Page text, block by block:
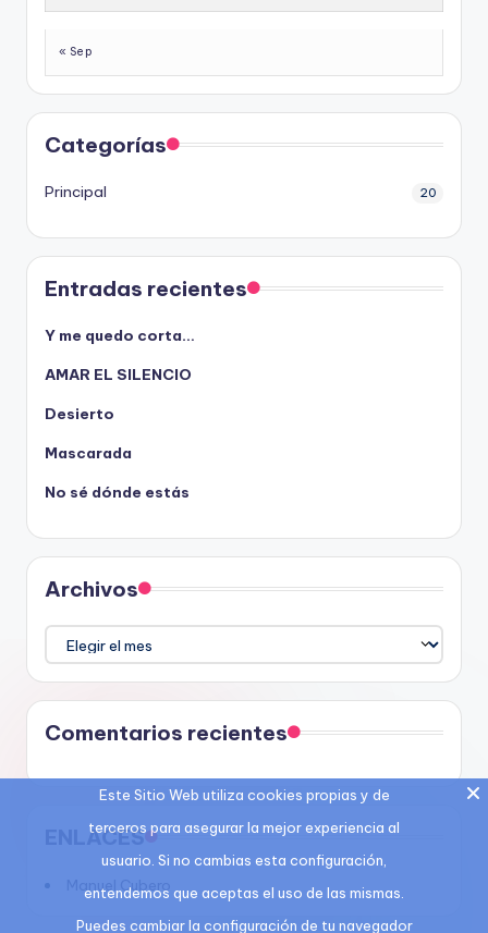
« Sep
Categorías
Principal 20
Entradas recientes
Y me quedo corta…
AMAR EL SILENCIO
Desierto
Mascarada
No sé dónde estás
Archivos
Archivos
Comentarios recientes
ENLACES
Manuel Cubero
Este Sitio Web utiliza cookies propias y de
terceros para asegurar la mejor experiencia al
usuario. Si no cambias esta configuración,
entendemos que aceptas el uso de las mismas.
Puedes cambiar la configuración de tu navegador